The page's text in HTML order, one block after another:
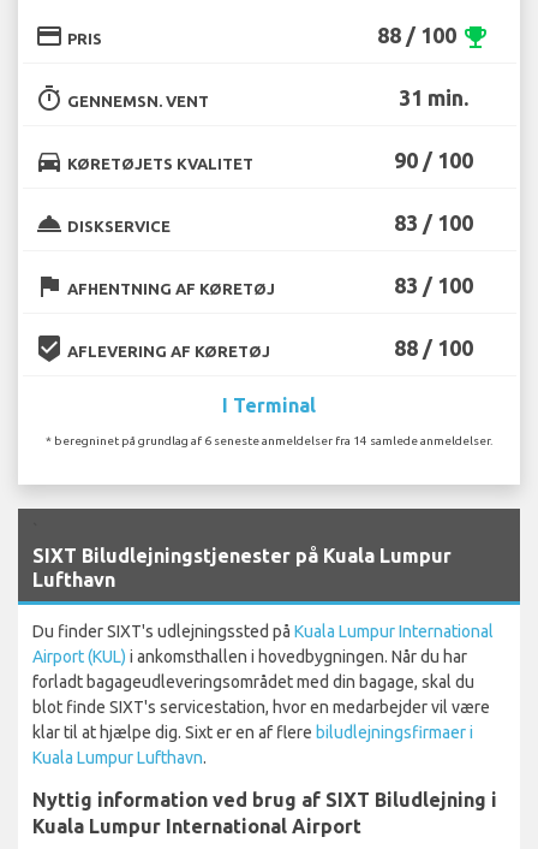
credit_card PRIS 88 / 100 emoji_events
timer GENNEMSN. VENT 31 min.
directions_car KØRETØJETS KVALITET 90 / 100
room_service DISKSERVICE 83 / 100
flag AFHENTNING AF KØRETØJ 83 / 100
beenhere AFLEVERING AF KØRETØJ 88 / 100
I Terminal
* beregninet på grundlag af 6 seneste anmeldelser fra 14 samlede anmeldelser.
SIXT Biludlejningstjenester på Kuala Lumpur
Lufthavn
Du finder SIXT's udlejningssted på Kuala Lumpur International
Airport (KUL) i ankomsthallen i hovedbygningen. Når du har
forladt bagageudleveringsområdet med din bagage, skal du
blot finde SIXT's servicestation, hvor en medarbejder vil være
klar til at hjælpe dig. Sixt er en af flere biludlejningsfirmaer i
Kuala Lumpur Lufthavn.
Nyttig information ved brug af SIXT Biludlejning i
Kuala Lumpur International Airport